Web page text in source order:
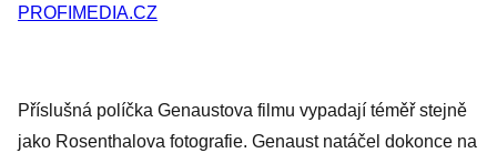
PROFIMEDIA.CZ
Příslušná políčka Genaustova filmu vypadají téměř stejně
jako Rosenthalova fotografie. Genaust natáčel dokonce na